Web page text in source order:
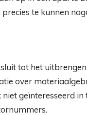
te kunnen
tot het
over
geïnteresseerd